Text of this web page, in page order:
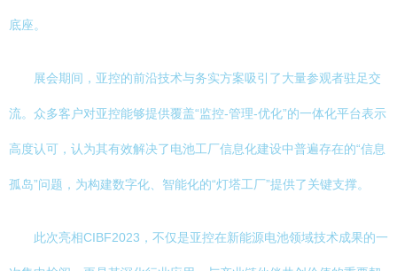
底座。
展会期间，亚控的前沿技术与务实方案吸引了大量参观者驻足交
流。众多客户对亚控能够提供覆盖“监控-管理-优化”的一体化平台表示
高度认可，认为其有效解决了电池工厂信息化建设中普遍存在的“信息
孤岛”问题，为构建数字化、智能化的“灯塔工厂”提供了关键支撑。
此次亮相CIBF2023，不仅是亚控在新能源电池领域技术成果的一